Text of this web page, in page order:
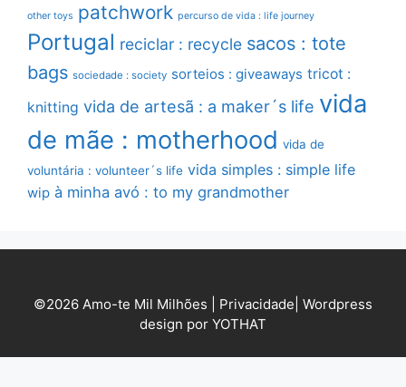
other toys patchwork percurso de vida : life journey
Portugal reciclar : recycle sacos : tote
bags sociedade : society sorteios : giveaways tricot :
knitting vida de artesã : a maker´s life vida
de mãe : motherhood vida de
voluntária : volunteer´s life vida simples : simple life
wip à minha avó : to my grandmother
©2026 Amo-te Mil Milhões | Privacidade Wordpress
design por YOTHAT